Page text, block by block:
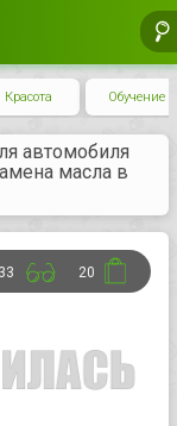
Красота Обучение
автомобиля
масла в
20